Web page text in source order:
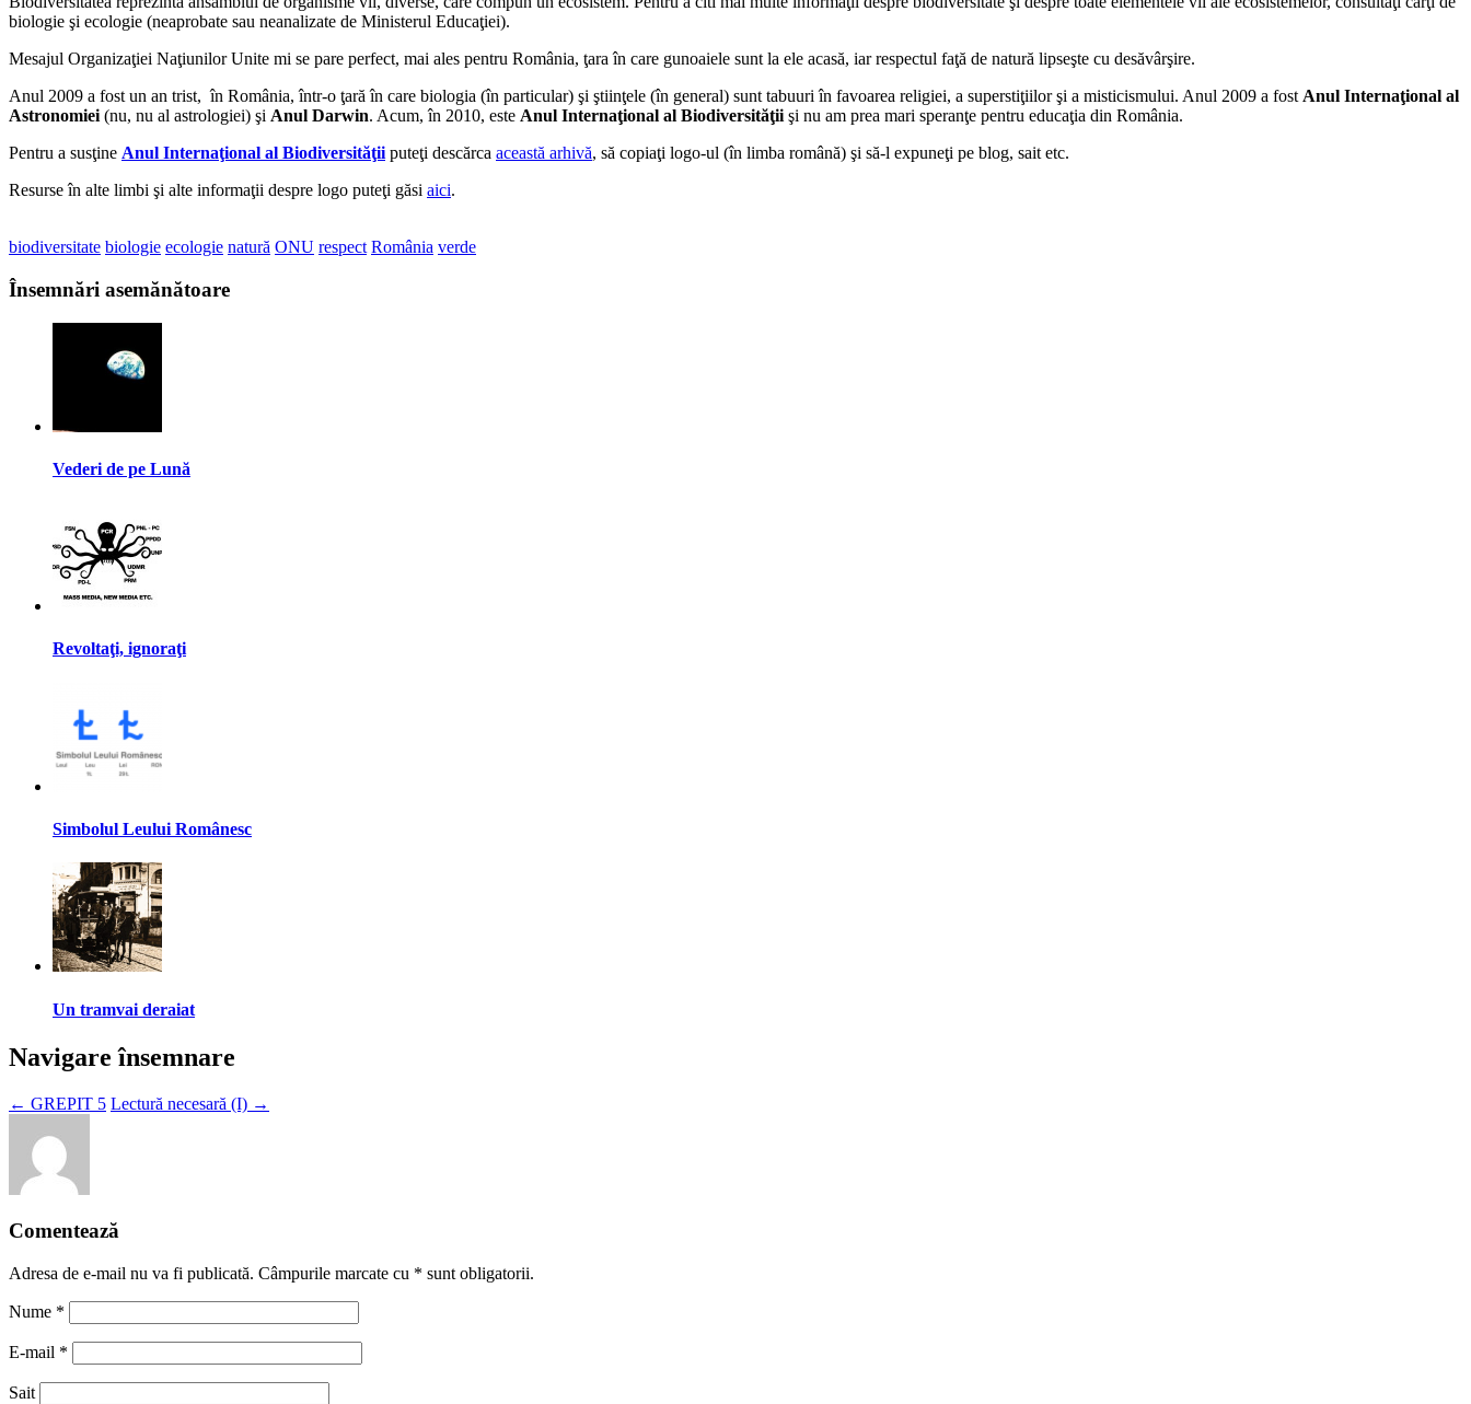
biologie şi ecologie (neaprobate sau neanalizate de Ministerul Educaţiei).
Mesajul Organizaţiei Naţiunilor Unite mi se pare perfect, mai ales pentru România, ţara în care gunoaiele sunt la ele acasă, iar respectul faţă de natură lipseşte cu desăvârşire.
Anul 2009 a fost un an trist, în România, într-o ţară în care biologia (în particular) şi ştiinţele (în general) sunt tabuuri în favoarea religiei, a superstiţiilor şi a misticismului. Anul 2009 a fost Anul Internaţional al
Astronomiei (nu, nu al astrologiei) şi Anul Darwin. Acum, în 2010, este Anul Internaţional al Biodiversităţii şi nu am prea mari speranţe pentru educaţia din România.
Pentru a susţine Anul Internaţional al Biodiversităţii puteţi descărca această arhivă, să copiaţi logo-ul (în limba română) şi să-l expuneţi pe blog, sait etc.
Resurse în alte limbi şi alte informaţii despre logo puteţi găsi aici.
biodiversitate biologie ecologie natură ONU respect România verde
Însemnări asemănătoare
Vederi de pe Lună
Revoltaţi, ignoraţi
Simbolul Leului Românesc
Un tramvai deraiat
Navigare însemnare
← GREPIT 5 Lectură necesară (I) →
Comentează
Adresa de e-mail nu va fi publicată. Câmpurile marcate cu * sunt obligatorii.
Nume *
E-mail *
Sait